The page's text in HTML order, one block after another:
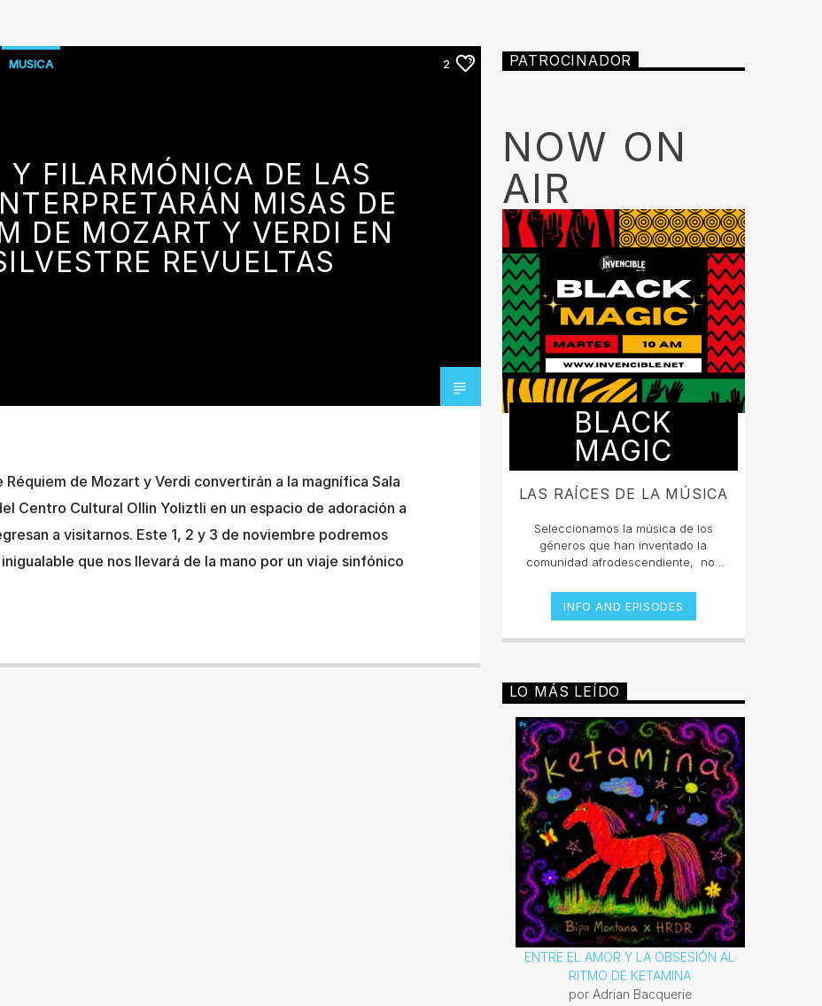
MUSICA 2
Y FILARMÓNICA DE LAS
MISAS DE
DE MOZART Y VERDI EN
REVUELTAS
Réquiem de Mozart y Verdi convertirán a la magnífica Sala
Centro Cultural Ollin Yoliztli en un espacio de adoración a
a visitarnos. Este 1, 2 y 3 de noviembre podremos
que nos llevará de la mano por un viaje sinfónico
PATROCINADOR
NOW ON
AIR
BLACK
MAGIC
LAS RAÍCES DE LA MÚSICA
Seleccionamos la música de los
géneros que han inventado la
comunidad afrodescendiente, nos
grandes compositores en la historia
fueron negros, y bajo sus
desarrollando distintos géneros que
los malestares que atacaban a toda
persona de piel oscura. Desde el
poderosas armas para lucha contra
la segregación y el racismo. Con
este espacio queremos reivindicar
todas las composiciones que esta
comunidad ha dejado para la
posteridad.
INFO AND EPISODES
LO MÁS LEÍDO
ENTRE EL AMOR Y LA OBSESIÓN AL
RITMO DE KETAMINA
por Adrian Bacquerie